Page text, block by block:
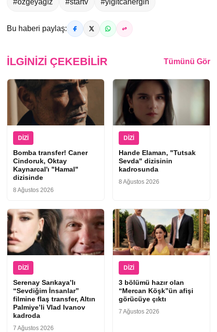
#özgeyağız #startv #yiğitcanergin
Bu haberi paylaş:
İLGINIZI ÇEKEBILIR Tümünü Gör
DIZI
Bomba transfer! Caner
Cindoruk, Oktay
Kaynarcal'ı "Hamal"
dizisinde
8 Ağustos 2026
DIZI
Hande Elaman, "Tutsak
Sevda" dizisinin
kadrosunda
8 Ağustos 2026
DIZI
Serenay Sarıkaya’lı
“Sevdiğim İnsanlar”
filmine flaş transfer, Altın
Palmiye’li Vlad Ivanov
kadroda
7 Ağustos 2026
DIZI
3 bölümü hazır olan
“Mercan Köşk”ün afişi
görücüye çıktı
7 Ağustos 2026